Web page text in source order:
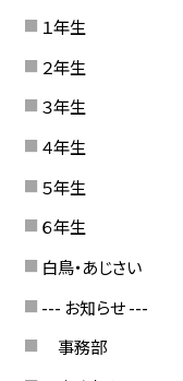
１年生
２年生
３年生
４年生
５年生
６年生
白鳥・あじさい
--- お知らせ ---
事務部